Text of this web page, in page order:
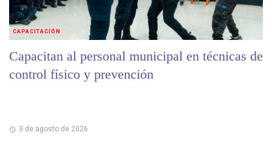
Capacitan al personal municipal en técnicas de
control físico y prevención
3 de agosto de 2026
CAPACITACIÓN